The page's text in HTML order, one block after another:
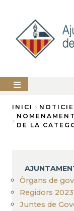
contingut
AJUNTAMENT
LLUCMAJOR
PERFIL
DEL
CONTRACTANT
Fil
INICI
DE LA
Òrgans de
Regidors
Juntes de